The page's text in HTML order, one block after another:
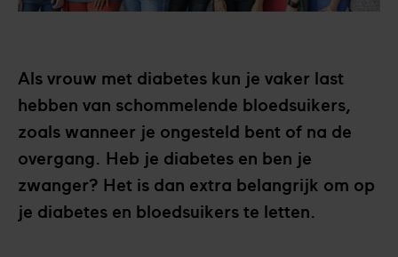
Als vrouw met diabetes kun je vaker last
hebben van schommelende bloedsuikers,
zoals wanneer je ongesteld bent of na de
overgang. Heb je diabetes en ben je
zwanger? Het is dan extra belangrijk om op
je diabetes en bloedsuikers te letten.